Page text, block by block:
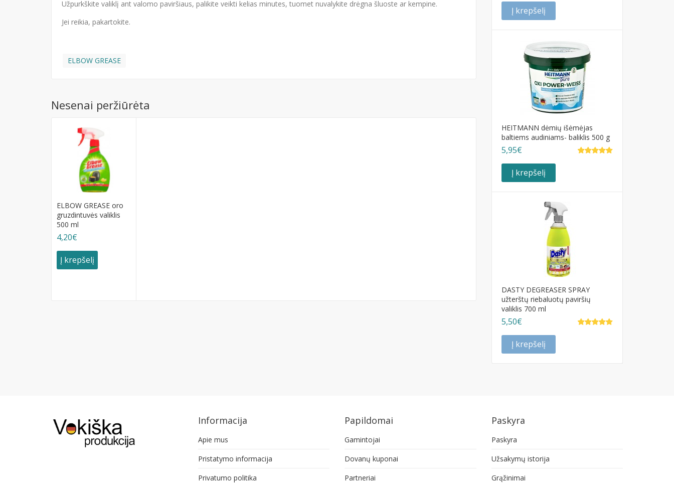
Užpurkškite valiklį ant valomo paviršiaus, palikite veikti kelias minutes, tuomet nuvalykite drėgna šluoste ar kempine.
Jei reikia, pakartokite.
ELBOW GREASE
Nesenai peržiūrėta
ELBOW GREASE oro
gruzdintuvės valiklis
500 ml
4,20€
Į krepšelį
Į krepšelį
HEITMANN dėmių išėmėjas
baltiems audiniams- baliklis 500 g
5,95€
Į krepšelį
DASTY DEGREASER SPRAY
užterštų riebaluotų paviršių
valiklis 700 ml
5,50€
Į krepšelį
Informacija
Apie mus
Pristatymo informacija
Privatumo politika
Papildomai
Gamintojai
Dovanų kuponai
Partneriai
Paskyra
Paskyra
Užsakymų istorija
Grąžinimai